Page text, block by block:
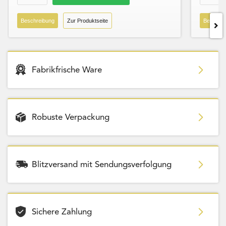
Beschreibung Zur Produktseite
Fabrikfrische Ware
Robuste Verpackung
Blitzversand mit Sendungsverfolgung
Sichere Zahlung